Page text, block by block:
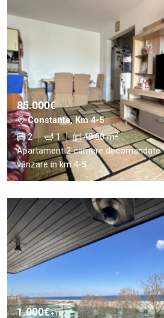
85.000€
Constanta, Km 4-5
2
1 49.00 m2
Apartament 2 camere
vânzare in km 4-5
1.000€+ TVA